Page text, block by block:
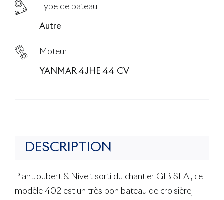
Type de bateau
Autre
Moteur
YANMAR 4JHE 44 CV
DESCRIPTION
Plan Joubert & Nivelt sorti du chantier GIB SEA , ce
modèle 402 est un très bon bateau de croisière,